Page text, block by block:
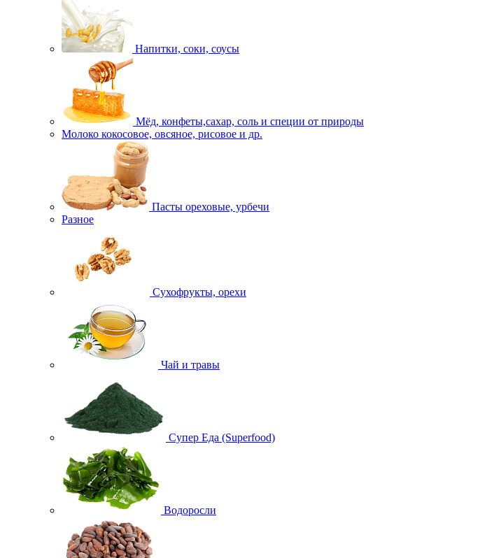
Напитки, соки, соусы
Мёд, конфеты,сахар, соль и специи от природы
Молоко кокосовое, овсяное, рисовое и др.
Пасты ореховые, урбечи
Разное
Сухофрукты, орехи
Чай и травы
Супер Еда (Superfood)
Водоросли